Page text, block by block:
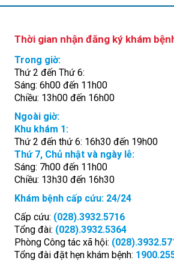
Thời gian nhận đăng ký khám
Trong giờ:
Thứ 2 đến Thứ 6:
Sáng: 6h00 đến 11h00
Chiều: 13h00 đến 16h00
Ngoài giờ:
Khu khám 1:
Thứ 2 đến thứ 6: 16h30 đến 19h00
Thứ 7, Chủ nhật và ngày lễ:
Sáng: 7h00 đến 11h00
Chiều: 13h30 đến 16h30
Khám bệnh cấp cứu: 24/24
Cấp cứu: (028).3932.5716
Tổng đài: (028).3932.5364
Phòng Công tác xã hội:
Tổng đài đặt hẹn khám bệnh: